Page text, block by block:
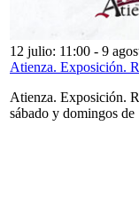
12 julio: 11:00 - 9
Atienza. Exposición.
Atienza. Exposición.
sábado y domingos